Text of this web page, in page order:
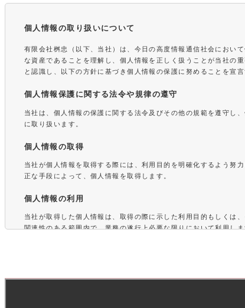
個人情報の取り扱いについて
有限会社桝忠（以下、当社）は、今日の高度情報通信社会におい
な資産であることを理解し、個人情報を正しく扱うことが当社の
と認識し、以下の方針に基づき個人情報の保護に努めることを宣言
個人情報保護に関する法令や規律の遵守
当社は、個人情報の保護に関する法令及びその他の規範を遵守し
に取り扱います。
個人情報の取得
当社が個人情報を取得する際には、利用目的を明確化するよう努
正な手段によって、個人情報を取得します。
個人情報の利用
当社が取得した個人情報は、取得の際に示した利用目的もしくは
関連性のある範囲内で、業務の遂行上必要な限りにおいて利用し